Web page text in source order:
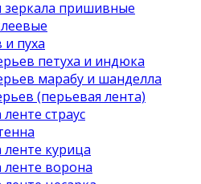
зеркала пришивные
и пуха
петуха и индюка
марабу и шанделла
(перьевая лента)
страус
ленте курица
ленте ворона